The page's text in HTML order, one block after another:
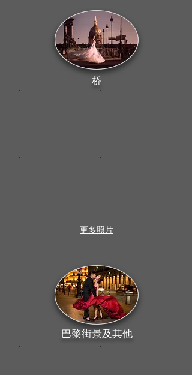
桥
更多照片
巴黎街景及其他